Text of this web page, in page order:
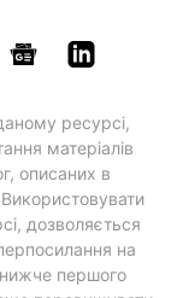
ресурсі,
матеріалів
описаних в
дозволяється
на
першого